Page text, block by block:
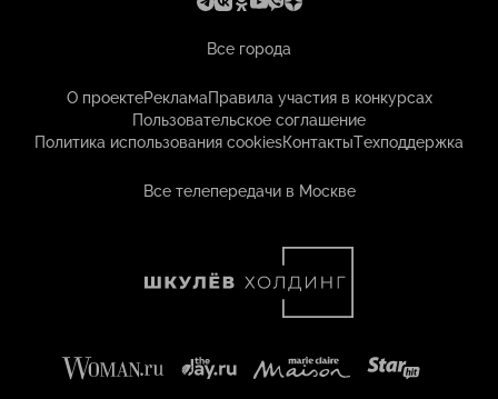
Все города
О проектеРекламаПравила участия в конкурсах
Пользовательское соглашение
Политика использования cookiesКонтактыТехподдержка
Все телепередачи в Москве